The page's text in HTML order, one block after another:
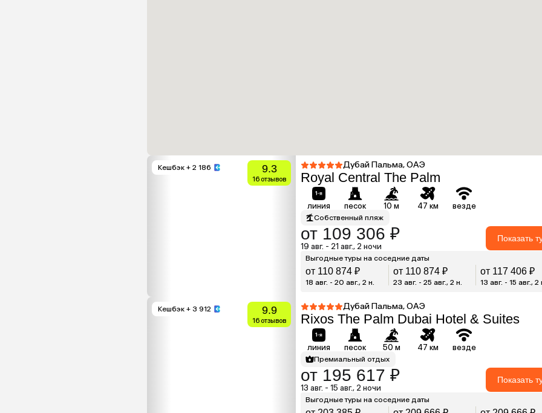
Кешбэк + 2 186 9.3
16 отзывов
Дубай Пальма, ОАЭ
Royal Central The Palm
линия песок 10 м 47 км везде
Собственный пляж
от 109 306 ₽
19 авг. - 21 авг., 2 ночи
Показать
Выгодные туры на соседние даты
от 110 874 ₽
18 авг. - 20 авг., 2 н.
от 110 874 ₽
23 авг. - 25 авг., 2 н.
от 117 406 ₽
13 авг. - 15 авг., 2
Кешбэк + 3 912 9.9
16 отзывов
Дубай Пальма, ОАЭ
Rixos The Palm Dubai Hotel & Suites
линия песок 50 м 47 км везде
Премиальный отдых
от 195 617 ₽
13 авг. - 15 авг., 2 ночи
Показать
Выгодные туры на соседние даты